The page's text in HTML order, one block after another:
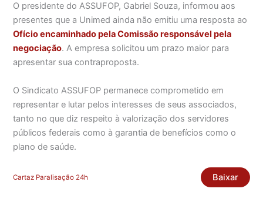
O presidente do ASSUFOP, Gabriel Souza, informou aos
presentes que a Unimed ainda não emitiu uma resposta ao
Ofício encaminhado pela Comissão responsável pela
negociação. A empresa solicitou um prazo maior para
apresentar sua contraproposta.
O Sindicato ASSUFOP permanece comprometido em
representar e lutar pelos interesses de seus associados,
tanto no que diz respeito à valorização dos servidores
públicos federais como à garantia de benefícios como o
plano de saúde.
Cartaz Paralisação 24h Baixar